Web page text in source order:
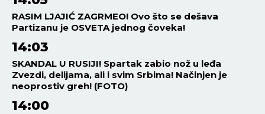
RASIM LJAJIĆ ZAGRMEO! Ovo što se dešava
Partizanu je OSVETA jednog čoveka!
14:03
SKANDAL U RUSIJI! Spartak zabio nož u leđa
Zvezdi, delijama, ali i svim Srbima! Načinjen je
neoprostiv greh! (FOTO)
14:00